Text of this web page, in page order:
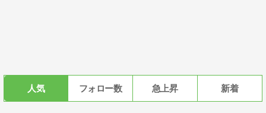
人気 フォロー数 急上昇 新着